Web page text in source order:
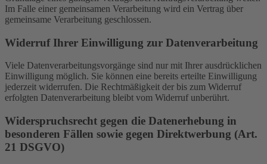
Im Falle einer gemeinsamen Verarbeitung wird ein Vertrag über
gemeinsame Verarbeitung geschlossen.
Widerruf Ihrer Einwilligung zur Datenverarbeitung
Viele Datenverarbeitungsvorgänge sind nur mit Ihrer ausdrücklichen
Einwilligung möglich. Sie können eine bereits erteilte Einwilligung
jederzeit widerrufen. Die Rechtmäßigkeit der bis zum Widerruf
erfolgten Datenverarbeitung bleibt vom Widerruf unberührt.
Widerspruchsrecht gegen die Datenerhebung in
besonderen Fällen sowie gegen Direktwerbung (Art.
21 DSGVO)